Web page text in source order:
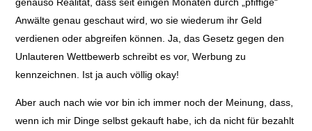
genauso Realität, dass seit einigen Monaten durch „pfiffige“
Anwälte genau geschaut wird, wo sie wiederum ihr Geld
verdienen oder abgreifen können. Ja, das Gesetz gegen den
Unlauteren Wettbewerb schreibt es vor, Werbung zu
kennzeichnen. Ist ja auch völlig okay!
Aber auch nach wie vor bin ich immer noch der Meinung, dass,
wenn ich mir Dinge selbst gekauft habe, ich da nicht für bezahlt